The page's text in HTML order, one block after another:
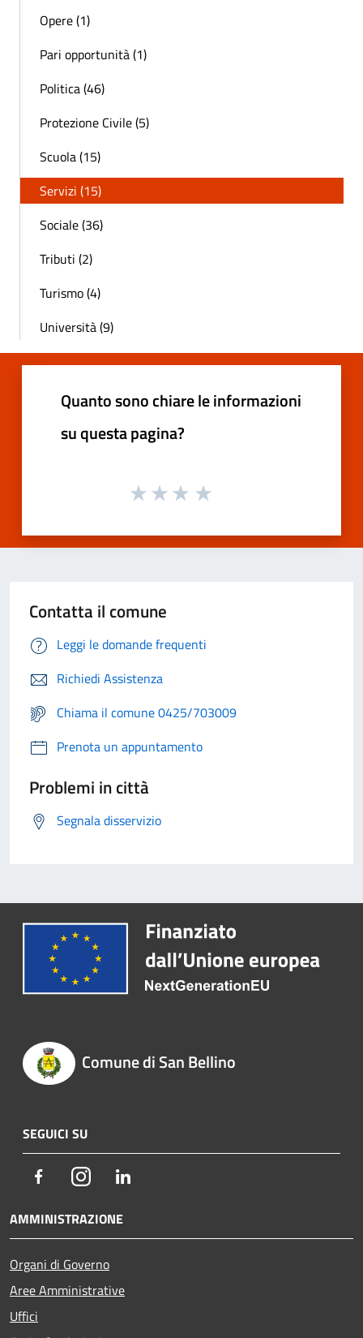
Opere (1)
Pari opportunità (1)
Politica (46)
Protezione Civile (5)
Scuola (15)
Servizi (15)
Sociale (36)
Tributi (2)
Turismo (4)
Università (9)
Quanto sono chiare le informazioni
su questa pagina?
Contatta il comune
Leggi le domande frequenti
Richiedi Assistenza
Chiama il comune 0425/703009
Prenota un appuntamento
Problemi in città
Segnala disservizio
Comune di San Bellino
SEGUICI SU
FacebookInstagram
AMMINISTRAZIONE
Organi di Governo
Aree Amministrative
Uffici